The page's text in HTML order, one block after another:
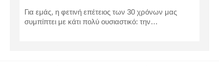
Για εμάς, η φετινή επέτειος των 30 χρόνων μας
συμπίπτει με κάτι πολύ ουσιαστικό: την…